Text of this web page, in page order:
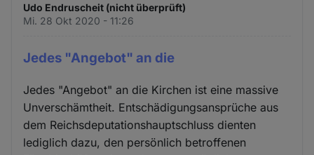
Udo Endruscheit (nicht überprüft)
Mi. 28 Okt 2020 - 11:26
Jedes "Angebot" an die
Jedes "Angebot" an die Kirchen ist eine massive
Unverschämtheit. Entschädigungsansprüche aus
dem Reichsdeputationshauptschluss dienten
lediglich dazu, den persönlich betroffenen